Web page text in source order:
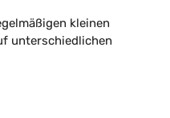
kleinen
unterschiedlichen